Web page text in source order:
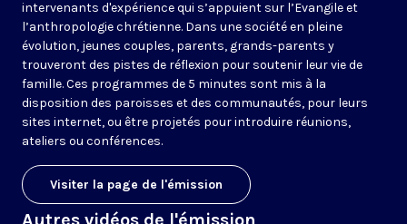
intervenants d'expérience qui s’appuient sur l’Evangile et
l’anthropologie chrétienne. Dans une société en pleine
évolution, jeunes couples, parents, grands-parents y
trouveront des pistes de réflexion pour soutenir leur vie de
famille. Ces programmes de 5 minutes sont mis à la
disposition des paroisses et des communautés, pour leurs
sites internet, ou être projetés pour introduire réunions,
ateliers ou conférences.
Visiter la page de l'émission